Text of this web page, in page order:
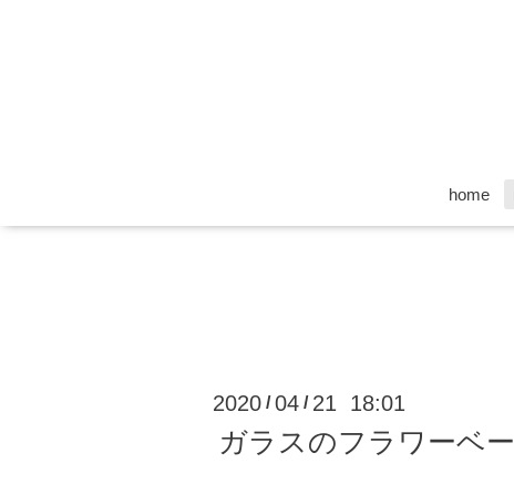
home
2020 /04 / 21 18:01
ガラスのフラワーベ